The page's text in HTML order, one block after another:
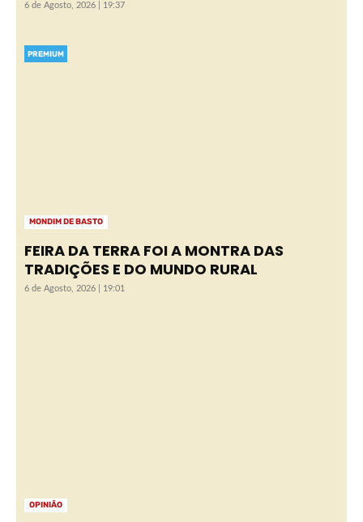
6 de Agosto, 2026 | 19:37
MONDIM DE BASTO
PREMIUM
FEIRA DA TERRA FOI A MONTRA DAS
TRADIÇÕES E DO MUNDO RURAL
6 de Agosto, 2026 | 19:01
OPINIÃO